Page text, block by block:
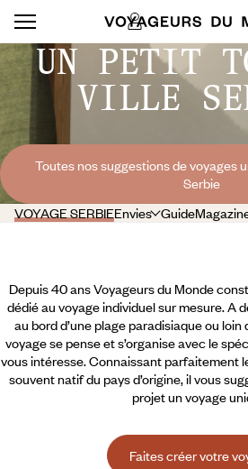
UN PETIT
VILLE
Toutes nos suggestions de voyages
Serbie
VOYAGE SERBIEEnvies Guide
Depuis 40 ans Voyageurs du Monde
dédié au voyage individuel sur mesure. A
au bord d’une plage paradisiaque ou
voyage se pense et s’organise avec le
vous intéresse. Connaissant parfaitement
souvent natif du pays d’origine, il vous
projet un voyage
Faites créer votre